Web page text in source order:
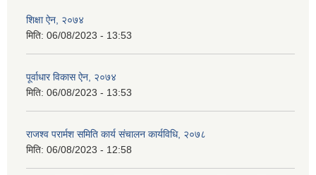
शिक्षा ऐन, २०७४
मिति: 06/08/2023 - 13:53
पूर्वाधार विकास ऐन, २०७४
मिति: 06/08/2023 - 13:53
राजश्व परार्मश समिति कार्य संचालन कार्यविधि, २०७८
मिति: 06/08/2023 - 12:58